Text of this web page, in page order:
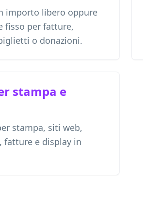
importo libero oppure
fisso per fatture,
o donazioni.
stampa e
stampa, siti web,
fatture e display in